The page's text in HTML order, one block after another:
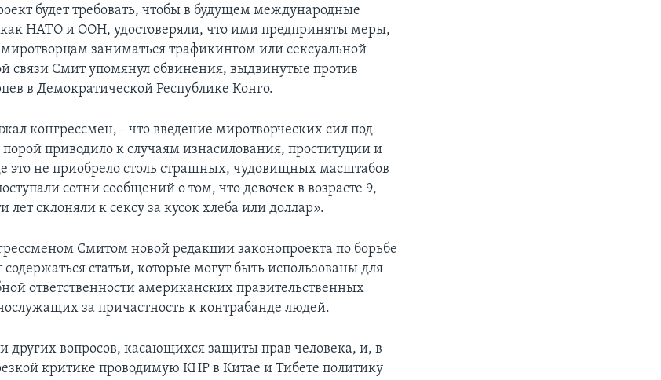
будет требовать, чтобы в будущем международные
НАТО и ООН, удостоверяли, что ими предприняты меры,
заниматься трафикингом или сексуальной
связи Смит упомянул обвинения, выдвинутые против
в Демократической Республике Конго.
конгрессмен, - что введение миротворческих сил под
приводило к случаям изнасилования, проституции и
это не приобрело столь страшных, чудовищных масштабов
сотни сообщений о том, что девочек в возрасте 9,
лет склоняли к сексу за кусок хлеба или доллар».
Смитом новой редакции законопроекта по борьбе
статьи, которые могут быть использованы для
ответственности американских правительственных
за причастность к контрабанде людей.
других вопросов, касающихся защиты прав человека, и, в
критике проводимую КНР в Китае и Тибете политику